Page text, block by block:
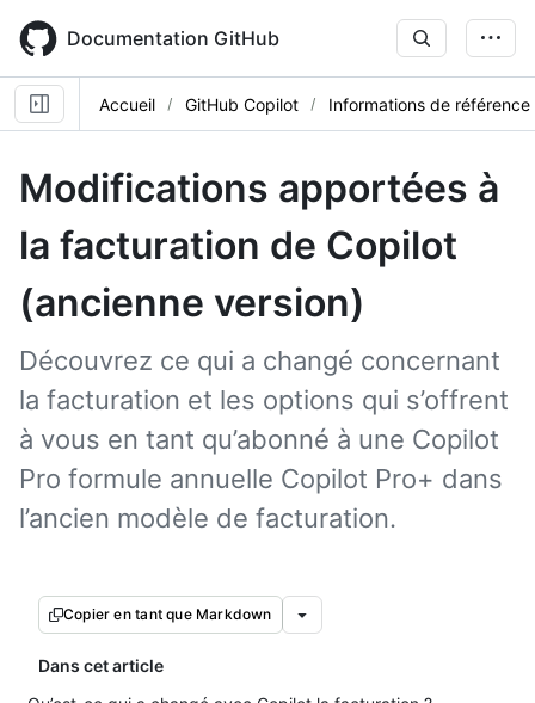
main
content
Documentation GitHub
Accueil GitHub Copilot Informations de référence
Modifications apportées à
la facturation de Copilot
(ancienne version)
Découvrez ce qui a changé concernant
la facturation et les options qui s’offrent
à vous en tant qu’abonné à une Copilot
Pro formule annuelle Copilot Pro+ dans
l’ancien modèle de facturation.
Copier en tant que Markdown
Dans cet article